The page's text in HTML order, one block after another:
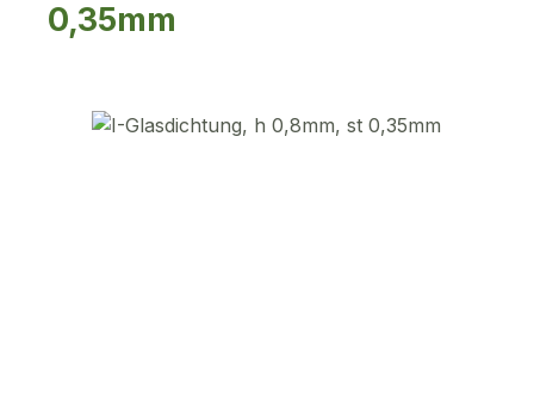
0,35mm
Bildergalerie überspringen